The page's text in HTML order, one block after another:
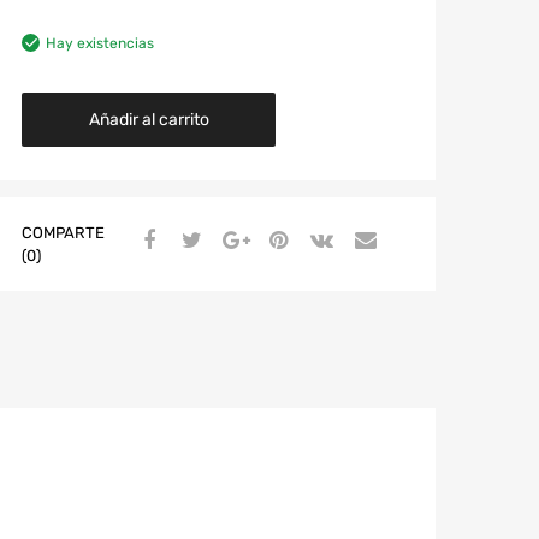
Hay existencias
Añadir al carrito
COMPARTE
(0)